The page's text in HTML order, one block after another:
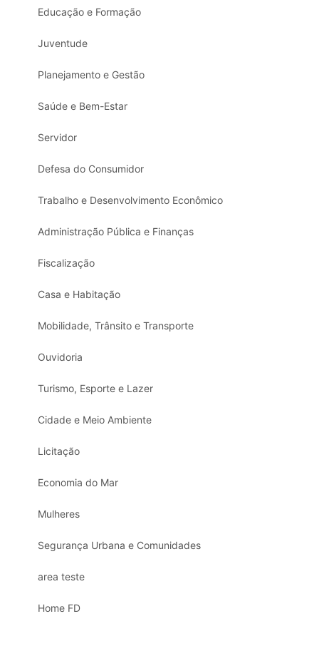
Educação e Formação
Juventude
Planejamento e Gestão
Saúde e Bem-Estar
Servidor
Defesa do Consumidor
Trabalho e Desenvolvimento Econômico
Administração Pública e Finanças
Fiscalização
Casa e Habitação
Mobilidade, Trânsito e Transporte
Ouvidoria
Turismo, Esporte e Lazer
Cidade e Meio Ambiente
Licitação
Economia do Mar
Mulheres
Segurança Urbana e Comunidades
area teste
Home FD